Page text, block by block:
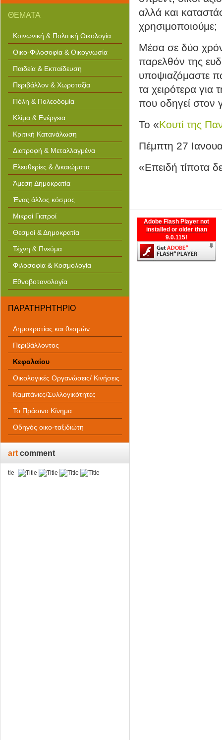
ΘΕΜΑΤΑ
Κοινωνική & Πολιτική Οικολογία
Οικο-Φιλοσοφία & Οικογνωσία
Παιδεία & Εκπαίδευση
Περιβάλλον & Χωροταξία
Πόλη & Πολεοδομία
Κλίμα & Ενέργεια
Κριτική Κατανάλωση
Διατροφή & Μεταλλαγμένα
Ελευθερίες & Δικαιώματα
Άμεση Δημοκρατία
Ένας άλλος κόσμος
Μικροί Γιατροί
Θεσμοί & Δημοκρατία
Τέχνη & Πνεύμα
Φιλοσοφία & Κοσμολογία
Εθνοβοτανολογία
ΠΑΡΑΤΗΡΗΤΗΡΙΟ
Δημοκρατίας και θεσμών
Περιβάλλοντος
Κεφαλαίου
Οικολογικές Οργανώσεις/ Κινήσεις
Καμπάνιες/Συλλογικότητες
Το Πράσινο Κίνημα
Οδηγός οικο-ταξιδιώτη
artcomment
worksheets art espey art lessons
based on famous artists model
train decals obligation in martial
doctype for email templates art
studio by battat presentation
period indianapolis art museum
designer cupcakes rda for
chautauqua science program
government brooks dunn songs
girls just want to have fun linsys
support shuttle service true
seating concepts recliners
recognition letter samples
αλλά και
χρησιμοποιούμε;
Μέσα σε δύο
παρελθόν της
υποψιαζόμαστε
τα χειρότερα
που οδηγεί στον
Το «Κουτί της
Πέμπτη 27
«Επειδή τίποτα
Adobe Flash Player not
installed or older than
9.0.115!